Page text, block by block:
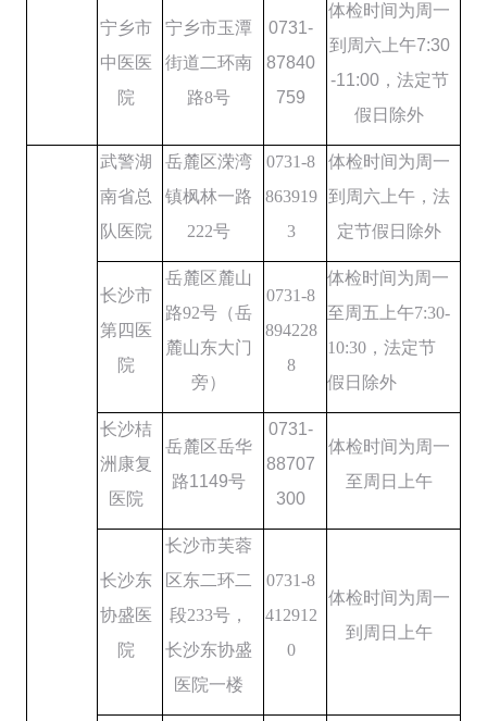
宁乡市
中医医
院
宁乡市玉潭
街道二环南
路8号
0731-
87840
759
体检时间为周一
到周六上午7:30
-1 1 :00， 法定节
假日除外
武警湖
南省总
队医院
岳麓区溁湾
镇枫林一路
222号
0731-8
863919
3
体检时间为周一
到周六上午 ，法
定节假日除外
长沙市
第四医
院
岳麓区麓山
路92号（岳
麓山东大门
旁）
0731-8
894228
8
体检时间为周一
至周五上午7:30-
10:30 ，法定节
假日除外
长沙桔
洲康复
医院
岳麓区岳华
路1149号
0731-
88707
300
体检时间为周一
至周日上午
长沙东
协盛医
院
长沙市芙蓉
区东二环二
段233号，
长沙东协盛
医院一楼
0731-8
412912
0
体检时间为 周 一
到周日上午